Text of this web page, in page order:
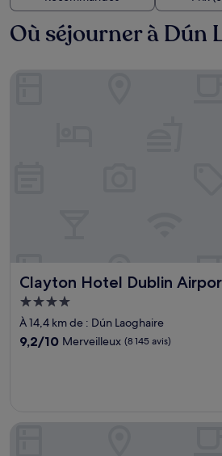
Où séjourner à Dún
Clayton Hotel Dublin
Clayton Hotel Dublin Airport
Hébergement
4.0 étoiles
À 14,4 km de : Dún Laoghaire
9.2
9,2/10 Merveilleux (8 145 avis)
Ruby Molly Hotel Dublin by IHG